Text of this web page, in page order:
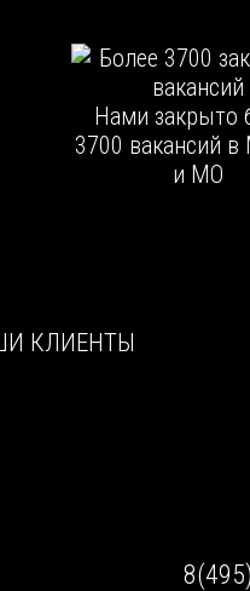
Нами закрыто
3700 вакансий
и МО
КЛИЕНТЫ